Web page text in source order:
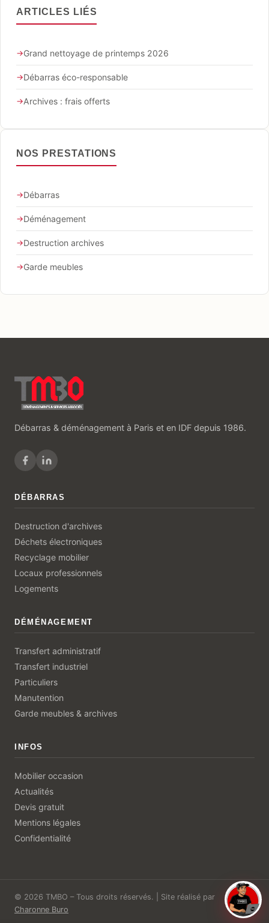
ARTICLES LIÉS
Grand nettoyage de printemps 2026
Débarras éco-responsable
Archives : frais offerts
NOS PRESTATIONS
Débarras
Déménagement
Destruction archives
Garde meubles
Débarras & déménagement à Paris et en IDF depuis 1986.
DÉBARRAS
Destruction d'archives
Déchets électroniques
Recyclage mobilier
Locaux professionnels
Logements
DÉMÉNAGEMENT
Transfert administratif
Transfert industriel
Particuliers
Manutention
Garde meubles & archives
INFOS
Mobilier occasion
Actualités
Devis gratuit
Mentions légales
Confidentialité
© 2026 TMBO – Tous droits réservés. | Site réalisé par
Charonne Buro
↑